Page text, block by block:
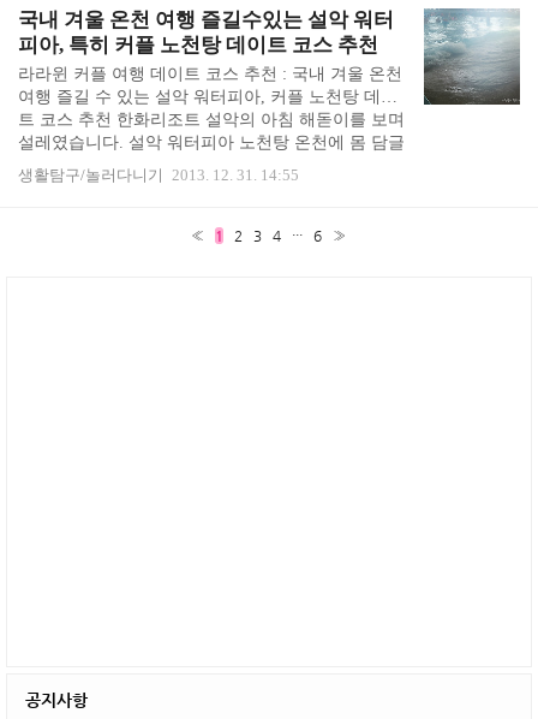
것 같지 않게 감질맛이 나서, 정말 맛있는 참치회를
먹고 싶어졌습니다. 그래서 검색을 해보니 은평구청
바로 근처에 제대로 내어주는 참치 무한리필 횟집이
있었습니다. 단비스님이 선우참치에 대한 후기를 상
세히 남겨주셔서, 제대로 된 참치회를 먹어보겠다며
선우참치를 가 보았어요. ☞ 단비스님의 정말 상세한
선우참치 후기 (정말 마음에 들어하시는 단골집이신
지 후..
국내 겨울 온천 여행 즐길수있는 설악 워터
피아, 특히 커플 노천탕 데이트 코스 추천
라라윈 커플 여행 데이트 코스 추천 : 국내 겨울 온천
여행 즐길 수 있는 설악 워터피아, 커플 노천탕 데이
트 코스 추천 한화리조트 설악의 아침 해돋이를 보며
설레였습니다. 설악 워터피아 노천탕 온천에 몸 담글
생각에 신이 났어요. 온천 여행 무척 좋아하는데, 물
좋은 온천에 몸 담그면 정말 피부도 좋아질 뿐더러,
악 워터피아 온천수는 행정안전부의 승인을 거친 알
생활탐구/놀러다니기 2013. 12. 31. 14:55
« 1 2 3 4 ··· 6 »
공지사항